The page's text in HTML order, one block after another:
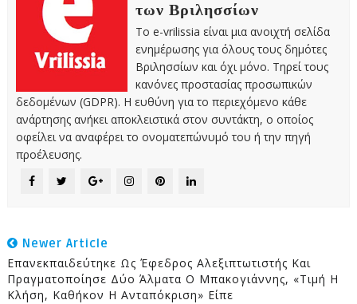
των Βριλησσίων
Το e-vrilissia είναι μια ανοιχτή σελίδα
ενημέρωσης για όλους τους δημότες
Βριλησσίων και όχι μόνο. Τηρεί τους
κανόνες προστασίας προσωπικών
δεδομένων (GDPR). Η ευθύνη για το περιεχόμενο κάθε
ανάρτησης ανήκει αποκλειστικά στον συντάκτη, ο οποίος
οφείλει να αναφέρει το ονοματεπώνυμό του ή την πηγή
προέλευσης.
Newer Article
Επανεκπαιδεύτηκε Ως Έφεδρος Αλεξιπτωτιστής Και
Πραγματοποίησε Δύο Άλματα Ο Μπακογιάννης, «τιμή Η
Κλήση, Καθήκον Η Ανταπόκριση» Είπε